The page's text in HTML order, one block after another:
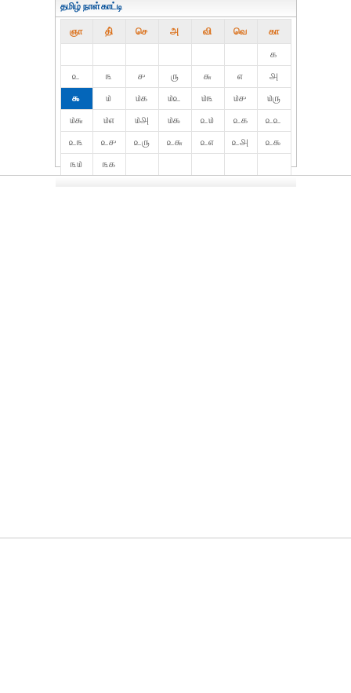
தமிழ் நாள்காட்டி
ஞா தி் செ அ வி வெ கா
௧
௨
௩ ௪ ௫ ௬ ௭
௮
௯
௰ ௰௧ ௰௨ ௰௩ ௰௪
௰௫
௰௬
௰௭ ௰௮ ௰௯ ௨௰ ௨௧
௨௨
௨௩
௨௪ ௨௫ ௨௬ ௨௭ ௨௮
௨௯
௩௰
௩௧